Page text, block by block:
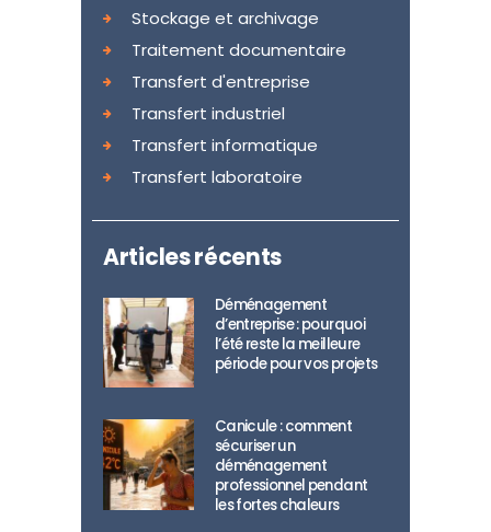
Stockage et archivage
Traitement documentaire
Transfert d'entreprise
Transfert industriel
Transfert informatique
Transfert laboratoire
Articles récents
Déménagement
d’entreprise : pourquoi
l’été reste la meilleure
période pour vos projets
Canicule : comment
sécuriser un
déménagement
professionnel pendant
les fortes chaleurs